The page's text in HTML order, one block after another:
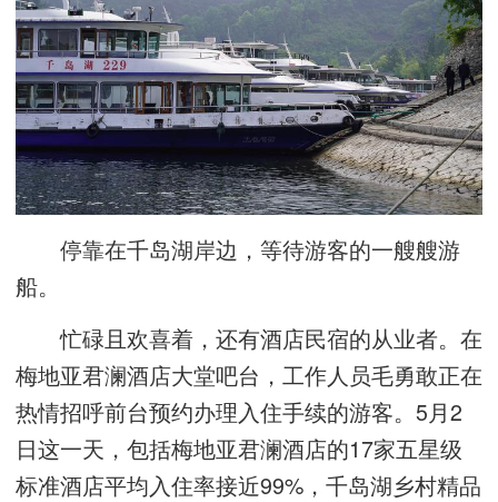
停靠在千岛湖岸边，等待游客的一艘艘游
船。
忙碌且欢喜着，还有酒店民宿的从业者。在
梅地亚君澜酒店大堂吧台，工作人员毛勇敢正在
热情招呼前台预约办理入住手续的游客。5月2
日这一天，包括梅地亚君澜酒店的17家五星级
标准酒店平均入住率接近99%，千岛湖乡村精品